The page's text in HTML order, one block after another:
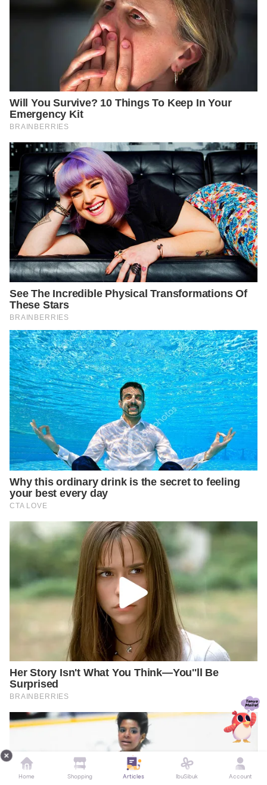
Home Shopping Articles IbuSibuk Account